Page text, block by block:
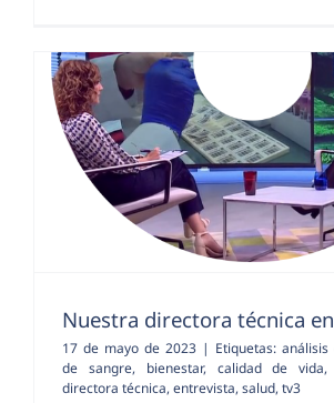
Nuestra directora técnica
17 de mayo de 2023 | Etiquetas: análisis
de sangre, bienestar, calidad de vida
directora técnica, entrevista, salud, tv3